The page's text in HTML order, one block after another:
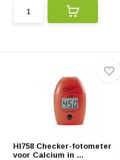
HI758 Checker-fotometer
voor Calcium in ...